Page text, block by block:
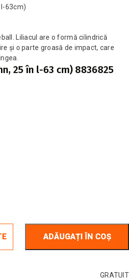
l-63cm)
Liliacul are o formă cilindrică
și o parte groasă de impact, care
25 în l-63 cm) 8836825
ADĂUGAȚI ÎN COȘ
GRATUIT